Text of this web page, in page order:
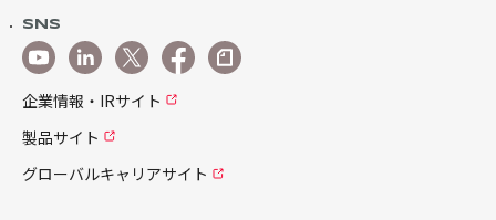
SNS
企業情報・IRサイト
製品サイト
グローバルキャリアサイト